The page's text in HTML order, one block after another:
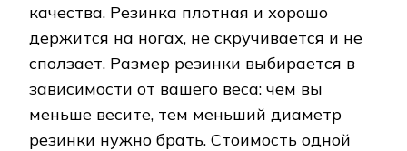
качества. Резинка плотная и хорошо
держится на ногах, не скручивается и не
сползает. Размер резинки выбирается в
зависимости от вашего веса: чем вы
меньше весите, тем меньший диаметр
резинки нужно брать. Стоимость одной